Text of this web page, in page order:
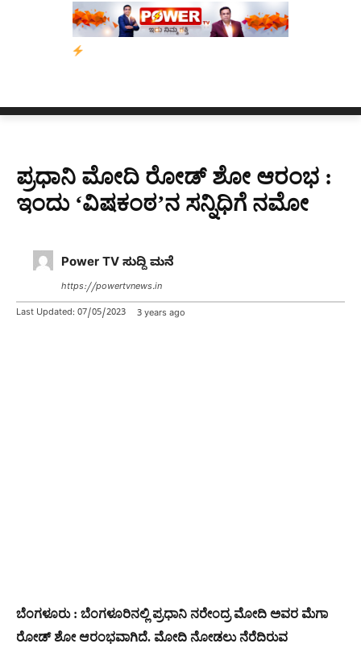
ರಸ್ತೆಯಲ್ಲಿ ಟೋಲ್ ಪಾವತಿಸಬೇಡಿ: ಕುಮಾರಸ್ವಾಮಿ ಮನವಿ; ಸರ್ಕಾರಕ್ಕೆ 10
ಪ್ರಧಾನಿ ಮೋದಿ ರೋಡ್ ಶೋ ಆರಂಭ :
ಇಂದು ‘ವಿಷಕಂಠ’ನ ಸನ್ನಿಧಿಗೆ ನಮೋ
Power TV ಸುದ್ದಿ ಮನೆ
https://powertvnews.in
Last Updated: 07/05/2023 3 years ago
ಬೆಂಗಳೂರು : ಬೆಂಗಳೂರಿನಲ್ಲಿ ಪ್ರಧಾನಿ ನರೇಂದ್ರ ಮೋದಿ ಅವರ ಮೆಗಾ
ರೋಡ್ ಶೋ ಆರಂಭವಾಗಿದೆ. ಮೋದಿ ನೋಡಲು ನೆರೆದಿರುವ